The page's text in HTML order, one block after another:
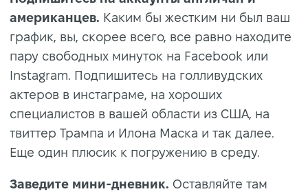
американцев. Каким бы жестким ни был ваш
график, вы, скорее всего, все равно находите
пару свободных минуток на Facebook или
Instagram. Подпишитесь на голливудских
актеров в инстаграме, на хороших
специалистов в вашей области из США, на
твиттер Трампа и Илона Маска и так далее.
Еще один плюсик к погружению в среду.
Заведите мини-дневник. Оставляйте там